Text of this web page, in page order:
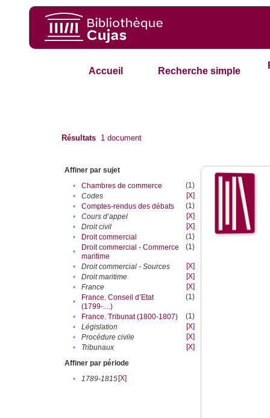
Accueil Recherche simple
Résultats 1 document
Affiner par sujet
•
Chambres de commerce
(1)
•
Codes
[X]
•
Comptes-rendus des débats
(1)
•
Cours d’appel
[X]
•
Droit civil
[X]
•
Droit commercial
(1)
•
Droit commercial - Commerce
maritime
(1)
• Droit commercial - Sources
[X]
•
Droit maritime
[X]
•
France
[X]
•
France. Conseil d’Etat
(1799-....)
(1)
• France. Tribunat (1800-1807)
(1)
•
Législation
[X]
•
Procédure civile
[X]
•
Tribunaux
[X]
Affiner par période
•
1789-1815[X]